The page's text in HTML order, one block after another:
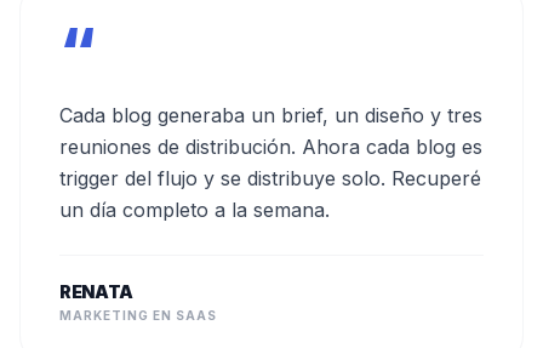
“
Cada blog generaba un brief, un diseño y tres
reuniones de distribución. Ahora cada blog es
trigger del flujo y se distribuye solo. Recuperé
un día completo a la semana.
RENATA
MARKETING EN SAAS